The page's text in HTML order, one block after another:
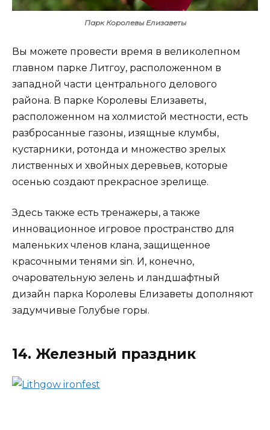
Парк Королевы Елизаветы
Вы можете провести время в великолепном
главном парке Литгоу, расположенном в
западной части центрального делового
района. В парке Королевы Елизаветы,
расположенном на холмистой местности, есть
разбросанные газоны, изящные клумбы,
кустарники, ротонда и множество зрелых
лиственных и хвойных деревьев, которые
осенью создают прекрасное зрелище.
Здесь также есть тренажеры, а также
инновационное игровое пространство для
маленьких членов клана, защищенное
красочными тенями sin. И, конечно,
очаровательную зелень и ландшафтный
дизайн парка Королевы Елизаветы дополняют
задумчивые Голубые горы.
14. Железный праздник